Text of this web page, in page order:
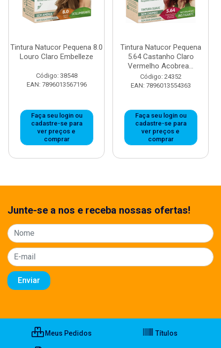
Tintura Natucor Pequena 8.0
Louro Claro Embelleze
Código: 38548
EAN: 7896013567196
Faça seu login ou
cadastre-se para
ver preços e
comprar
Tintura Natucor Pequena
5.64 Castanho Claro
Vermelho Acobrea...
Código: 24352
EAN: 7896013554363
Faça seu login ou
cadastre-se para
ver preços e
comprar
Junte-se a nos e receba nossas ofertas!
Meus Pedidos Títulos